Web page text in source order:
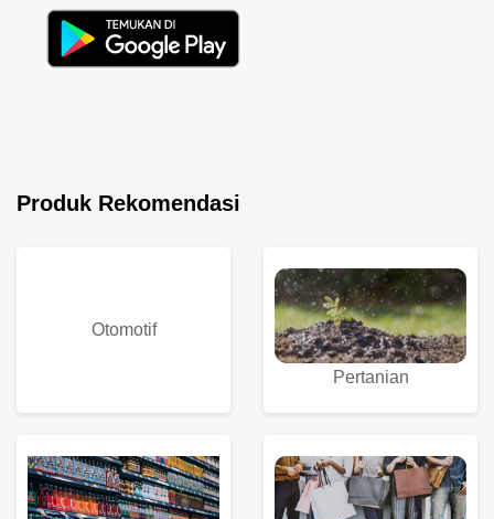
Produk Rekomendasi
Otomotif
Pertanian